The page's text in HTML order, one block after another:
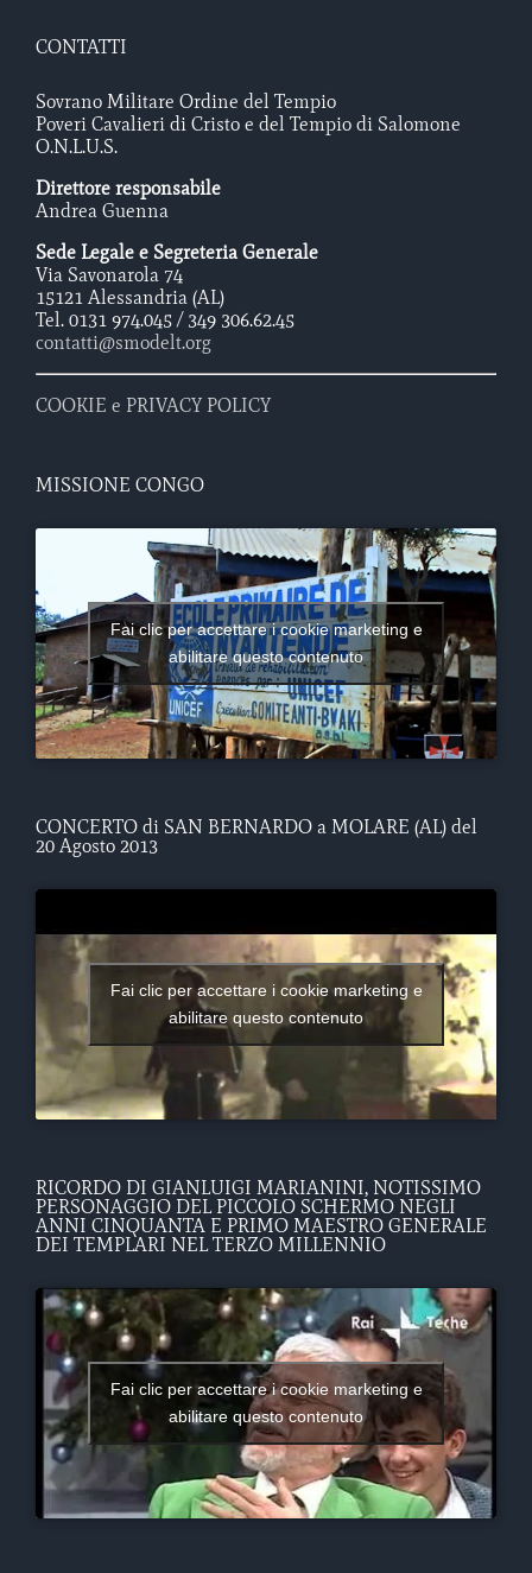
CONTATTI
Sovrano Militare Ordine del Tempio
Poveri Cavalieri di Cristo e del Tempio di Salomone
O.N.L.U.S.
Direttore responsabile
Andrea Guenna
Sede Legale e Segreteria Generale
Via Savonarola 74
15121 Alessandria (AL)
Tel. 0131 974.045 / 349 306.62.45
contatti@smodelt.org
COOKIE e PRIVACY POLICY
MISSIONE CONGO
Fai clic per accettare i cookie marketing e
abilitare questo contenuto
CONCERTO di SAN BERNARDO a MOLARE (AL) del
20 Agosto 2013
Fai clic per accettare i cookie marketing e
abilitare questo contenuto
RICORDO DI GIANLUIGI MARIANINI, NOTISSIMO
PERSONAGGIO DEL PICCOLO SCHERMO NEGLI
ANNI CINQUANTA E PRIMO MAESTRO GENERALE
DEI TEMPLARI NEL TERZO MILLENNIO
Fai clic per accettare i cookie marketing e
abilitare questo contenuto